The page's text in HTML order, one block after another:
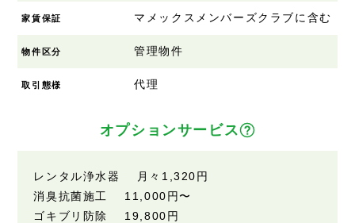
家賃保証 マメックスメンバーズクラブに含む
物件区分 管理物件
取引態様 代理
オプションサービス
レンタル浄水器 月々1,320円
消臭抗菌施工 11,000円〜
ゴキブリ防除 19,800円